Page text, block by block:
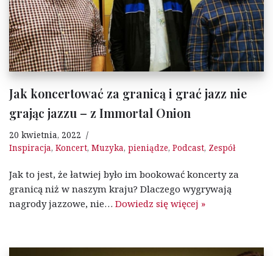
Jak koncertować za granicą i grać jazz nie
grając jazzu – z Immortal Onion
20 kwietnia, 2022
Inspiracja, Koncert, Muzyka, pieniądze, Podcast, Zespół
Jak to jest, że łatwiej było im bookować koncerty za
granicą niż w naszym kraju? Dlaczego wygrywają
nagrody jazzowe, nie… Dowiedz się więcej »